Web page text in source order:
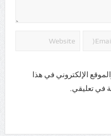
الإلكتروني في هذا
في تعليقي.